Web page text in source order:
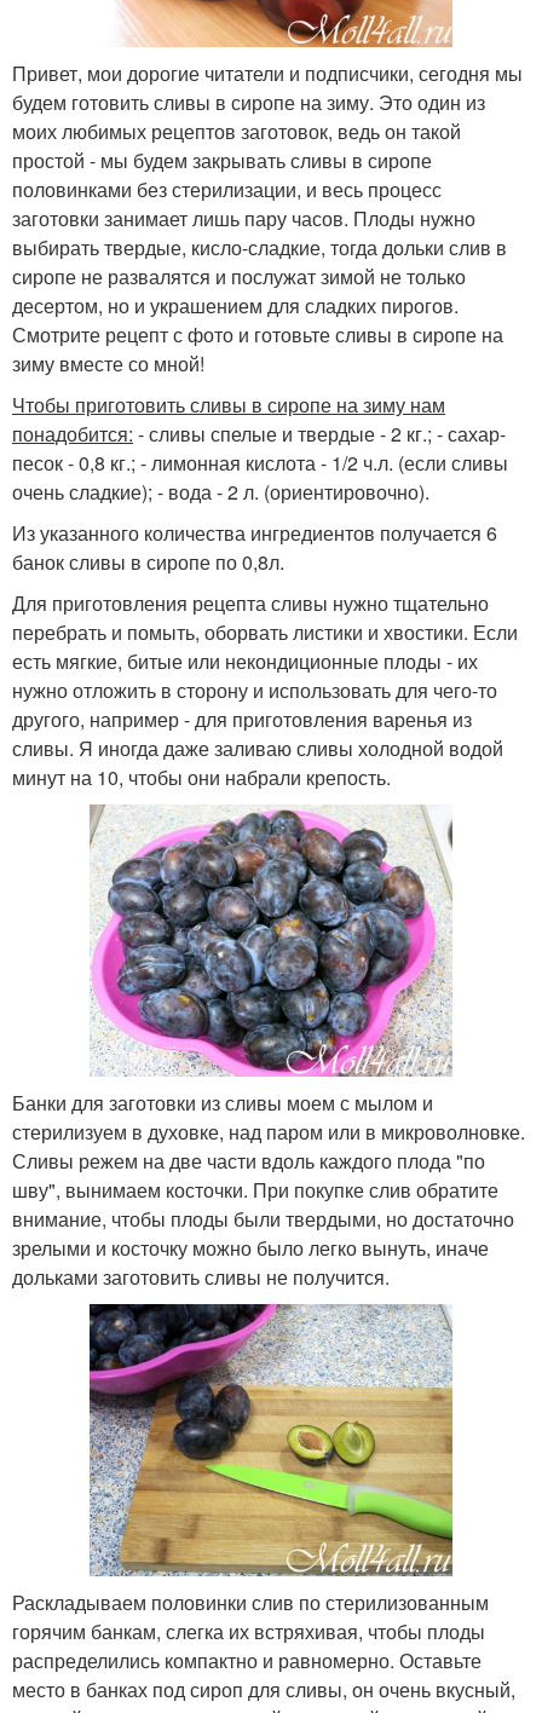
Привет, мои дорогие читатели и подписчики, сегодня мы
будем готовить сливы в сиропе на зиму. Это один из
моих любимых рецептов заготовок, ведь он такой
простой - мы будем закрывать сливы в сиропе
половинками без стерилизации, и весь процесс
заготовки занимает лишь пару часов. Плоды нужно
выбирать твердые, кисло-сладкие, тогда дольки слив в
сиропе не развалятся и послужат зимой не только
десертом, но и украшением для сладких пирогов.
Смотрите рецепт с фото и готовьте сливы в сиропе на
зиму вместе со мной!
Чтобы приготовить сливы в сиропе на зиму нам
понадобится: - сливы спелые и твердые - 2 кг.; - сахар-
песок - 0,8 кг.; - лимонная кислота - 1/2 ч.л. (если сливы
очень сладкие); - вода - 2 л. (ориентировочно).
Из указанного количества ингредиентов получается 6
банок сливы в сиропе по 0,8л.
Для приготовления рецепта сливы нужно тщательно
перебрать и помыть, оборвать листики и хвостики. Если
есть мягкие, битые или некондиционные плоды - их
нужно отложить в сторону и использовать для чего-то
другого, например - для приготовления варенья из
сливы. Я иногда даже заливаю сливы холодной водой
минут на 10, чтобы они набрали крепость.
Банки для заготовки из сливы моем с мылом и
стерилизуем в духовке, над паром или в микроволновке.
Сливы режем на две части вдоль каждого плода "по
шву", вынимаем косточки. При покупке слив обратите
внимание, чтобы плоды были твердыми, но достаточно
зрелыми и косточку можно было легко вынуть, иначе
дольками заготовить сливы не получится.
Раскладываем половинки слив по стерилизованным
горячим банкам, слегка их встряхивая, чтобы плоды
распределились компактно и равномерно. Оставьте
место в банках под сироп для сливы, он очень вкусный,